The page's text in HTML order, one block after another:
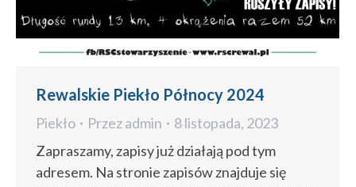
Rewalskie Piekło Północy 2024
Piekło Przezadmin
8 listopada, 2023
Zapraszamy, zapisy już działają pod tym
adresem. Na stronie zapisów znajduje się